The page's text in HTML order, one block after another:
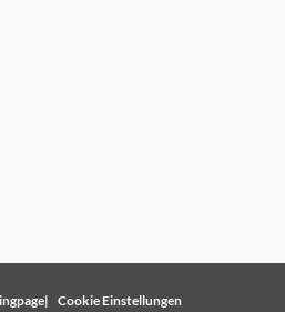
Cookie Einstellungen